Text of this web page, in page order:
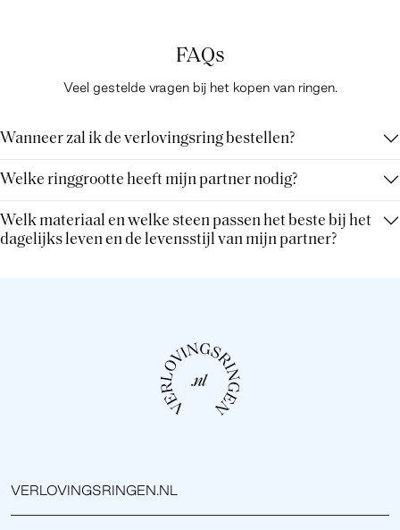
FAQs
Veel gestelde vragen bij het kopen van ringen.
Wanneer zal ik de verlovingsring bestellen?
Welke ringgrootte heeft mijn partner nodig?
Welk materiaal en welke steen passen het beste bij het
dagelijks leven en de levensstijl van mijn partner?
VERLOVINGSRINGEN.NL